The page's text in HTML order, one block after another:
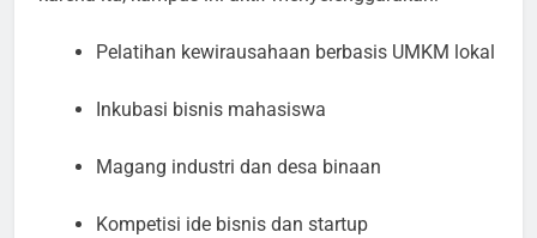
Pelatihan kewirausahaan berbasis UMKM lokal
Inkubasi bisnis mahasiswa
Magang industri dan desa binaan
Kompetisi ide bisnis dan startup